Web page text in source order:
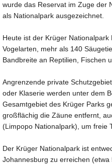
wurde das Reservat im Zuge der
als Nationalpark ausgezeichnet.
Heute ist der Krüger
Vogelarten, mehr als 140
Bandbreite an Reptilien, Fischen
Angrenzende private
oder Klaserie werden unter dem
Gesamtgebiet des Krüger Parks
großflächig die Zäune entfernt,
(Limpopo Nationalpark), um freie
Der Krüger Nationalpark ist
Johannesburg zu erreichen